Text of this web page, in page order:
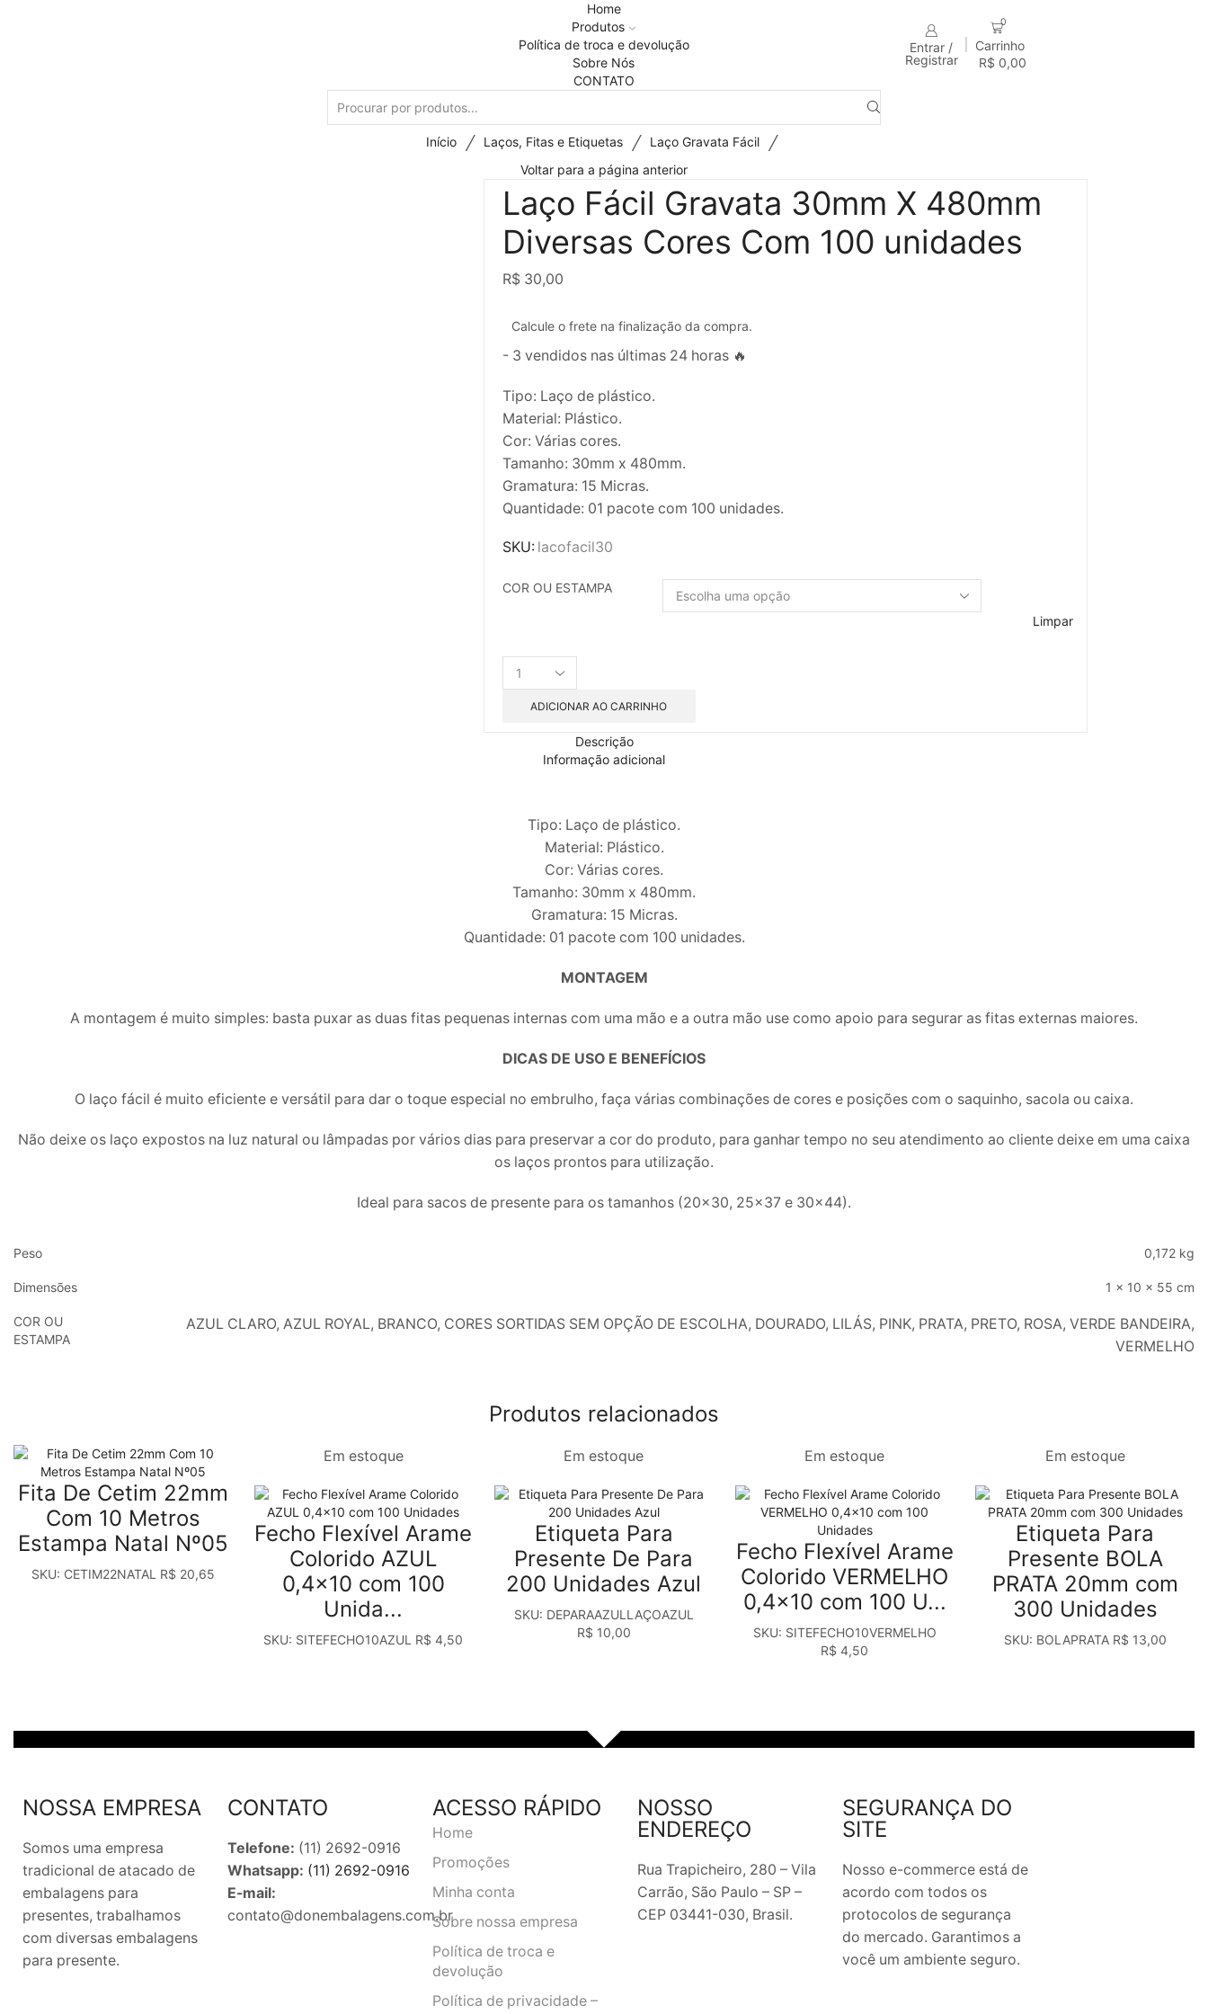
Home
Produtos
Política de troca e devolução
Sobre Nós
CONTATO
Entrar /
Registrar
0
Carrinho
R$ 0,00
Início / Laços, Fitas e Etiquetas / Laço Gravata Fácil /
Voltar para a página anterior
Laço Fácil Gravata 30mm X 480mm
Diversas Cores Com 100 unidades
R$30,00
Calcule o frete na finalização da compra.
- 3 vendidos nas últimas 24 horas 🔥
Tipo: Laço de plástico.
Material: Plástico.
Cor: Várias cores.
Tamanho: 30mm x 480mm.
Gramatura: 15 Micras.
Quantidade: 01 pacote com 100 unidades.
SKU: lacofacil30
COR OU ESTAMPA
Limpar
ADICIONAR AO CARRINHO
Descrição
Informação adicional
Tipo: Laço de plástico.
Material: Plástico.
Cor: Várias cores.
Tamanho: 30mm x 480mm.
Gramatura: 15 Micras.
Quantidade: 01 pacote com 100 unidades.
MONTAGEM
A montagem é muito simples: basta puxar as duas fitas pequenas internas com uma mão e a outra mão use como apoio para segurar as fitas externas maiores.
DICAS DE USO E BENEFÍCIOS
O laço fácil é muito eficiente e versátil para dar o toque especial no embrulho, faça várias combinações de cores e posições com o saquinho, sacola ou caixa.
Não deixe os laço expostos na luz natural ou lâmpadas por vários dias para preservar a cor do produto, para ganhar tempo no seu atendimento ao cliente deixe em uma caixa
os laços prontos para utilização.
Ideal para sacos de presente para os tamanhos (20×30, 25×37 e 30×44).
Peso 0,172 kg
Dimensões 1 × 10 × 55 cm
COR OU
ESTAMPA
AZUL CLARO, AZUL ROYAL, BRANCO, CORES SORTIDAS SEM OPÇÃO DE ESCOLHA, DOURADO, LILÁS, PINK, PRATA, PRETO, ROSA, VERDE BANDEIRA,
VERMELHO
Produtos relacionados
Fita De Cetim 22mm
Com 10 Metros
Estampa Natal Nº05
SKU: CETIM22NATAL R$ 20,65
Em estoque
Fecho Flexível Arame
Colorido AZUL
0,4×10 com 100
Unida...
SKU: SITEFECHO10AZUL R$ 4,50
Em estoque
Etiqueta Para
Presente De Para
200 Unidades Azul
SKU: DEPARAAZULLAÇOAZUL
R$ 10,00
Em estoque
Fecho Flexível Arame
Colorido VERMELHO
0,4×10 com 100 U...
SKU: SITEFECHO10VERMELHO
R$ 4,50
Em estoque
Etiqueta Para
Presente BOLA
PRATA 20mm com
300 Unidades
SKU: BOLAPRATA R$ 13,00
NOSSA EMPRESA
Somos uma empresa
tradicional de atacado de
embalagens para
presentes, trabalhamos
com diversas embalagens
para presente.
CONTATO
Telefone: (11) 2692-0916
Whatsapp: (11) 2692-0916
E-mail:
contato@donembalagens.com.br
ACESSO RÁPIDO
Home
Promoções
Minha conta
Sobre nossa empresa
Política de troca e
devolução
Política de privacidade –
NOSSO
ENDEREÇO
Rua Trapicheiro, 280 – Vila
Carrão, São Paulo – SP –
CEP 03441-030, Brasil.
SEGURANÇA DO
SITE
Nosso e-commerce está de
acordo com todos os
protocolos de segurança
do mercado. Garantimos a
você um ambiente seguro.